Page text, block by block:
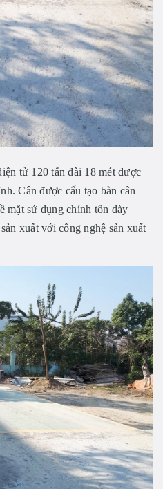
tử 120 tấn dài 18 mét được
Cân được cấu tạo bàn cân
mặt sử dụng chính tôn dày
xuất với công nghệ sản xuất